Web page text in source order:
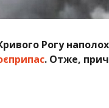
Рогу
. Отже,